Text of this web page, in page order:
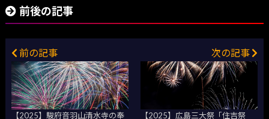
前後の記事
前の記事
【2025】駿府音羽山清水寺の奉
次の記事
【2025】広島三大祭「住吉祭